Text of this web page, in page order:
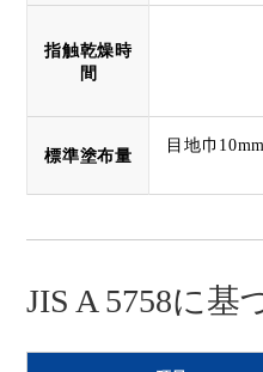
指触乾燥時
間
標準塗布量
目地巾
JIS A 5758に基